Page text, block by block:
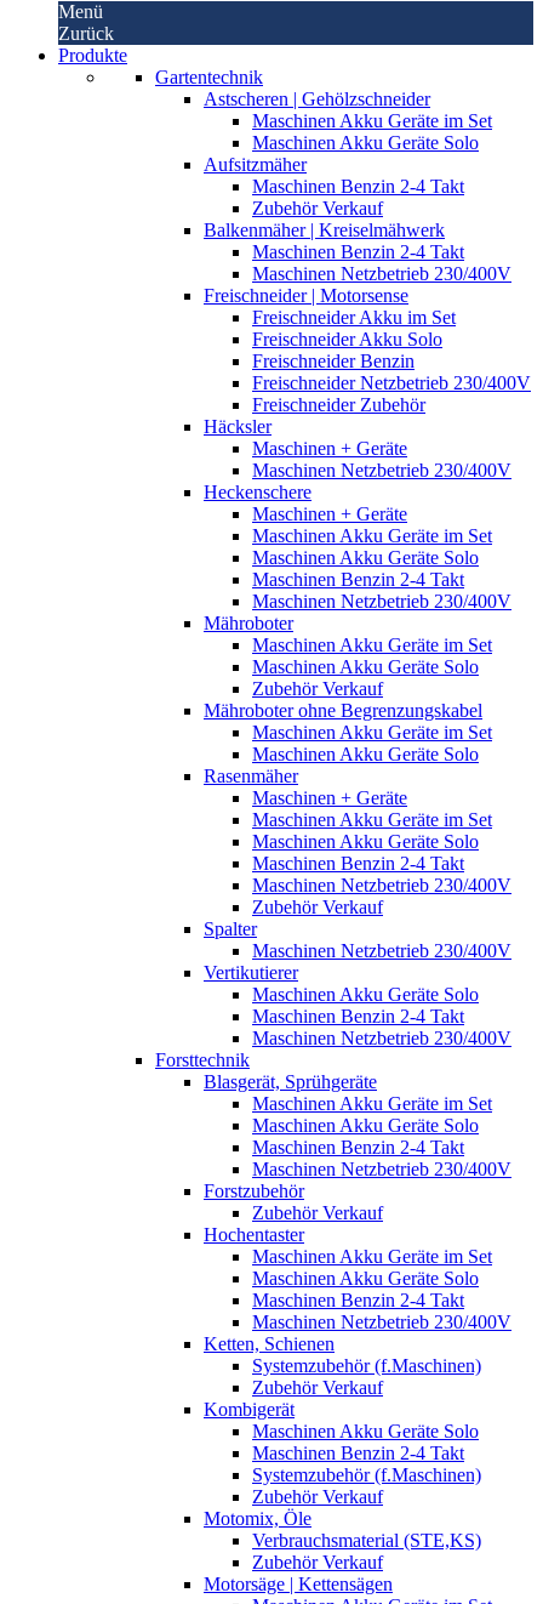
Menü
Zurück
Produkte
Gartentechnik
Astscheren | Gehölzschneider
Maschinen Akku Geräte im Set
Maschinen Akku Geräte Solo
Aufsitzmäher
Maschinen Benzin 2-4 Takt
Zubehör Verkauf
Balkenmäher | Kreiselmähwerk
Maschinen Benzin 2-4 Takt
Maschinen Netzbetrieb 230/400V
Freischneider | Motorsense
Freischneider Akku im Set
Freischneider Akku Solo
Freischneider Benzin
Freischneider Netzbetrieb 230/400V
Freischneider Zubehör
Häcksler
Maschinen + Geräte
Maschinen Netzbetrieb 230/400V
Heckenschere
Maschinen + Geräte
Maschinen Akku Geräte im Set
Maschinen Akku Geräte Solo
Maschinen Benzin 2-4 Takt
Maschinen Netzbetrieb 230/400V
Mähroboter
Maschinen Akku Geräte im Set
Maschinen Akku Geräte Solo
Zubehör Verkauf
Mähroboter ohne Begrenzungskabel
Maschinen Akku Geräte im Set
Maschinen Akku Geräte Solo
Rasenmäher
Maschinen + Geräte
Maschinen Akku Geräte im Set
Maschinen Akku Geräte Solo
Maschinen Benzin 2-4 Takt
Maschinen Netzbetrieb 230/400V
Zubehör Verkauf
Spalter
Maschinen Netzbetrieb 230/400V
Vertikutierer
Maschinen Akku Geräte Solo
Maschinen Benzin 2-4 Takt
Maschinen Netzbetrieb 230/400V
Forsttechnik
Blasgerät, Sprühgeräte
Maschinen Akku Geräte im Set
Maschinen Akku Geräte Solo
Maschinen Benzin 2-4 Takt
Maschinen Netzbetrieb 230/400V
Forstzubehör
Zubehör Verkauf
Hochentaster
Maschinen Akku Geräte im Set
Maschinen Akku Geräte Solo
Maschinen Benzin 2-4 Takt
Maschinen Netzbetrieb 230/400V
Ketten, Schienen
Systemzubehör (f.Maschinen)
Zubehör Verkauf
Kombigerät
Maschinen Akku Geräte Solo
Maschinen Benzin 2-4 Takt
Systemzubehör (f.Maschinen)
Zubehör Verkauf
Motomix, Öle
Verbrauchsmaterial (STE,KS)
Zubehör Verkauf
Motorsäge | Kettensägen